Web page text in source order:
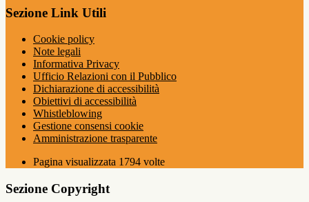
Sezione Link Utili
Cookie policy
Note legali
Informativa Privacy
Ufficio Relazioni con il Pubblico
Dichiarazione di accessibilità
Obiettivi di accessibilità
Whistleblowing
Gestione consensi cookie
Amministrazione trasparente
Pagina visualizzata 1794 volte
Sezione Copyright